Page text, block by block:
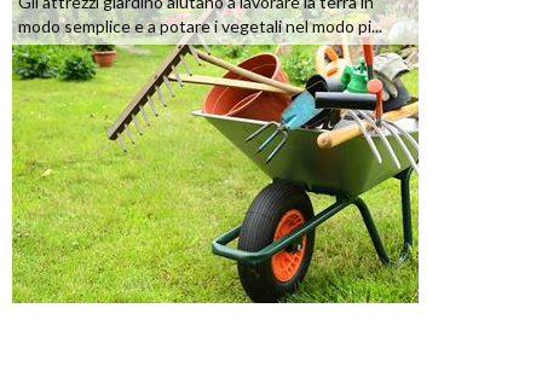
modo semplice e a potare i vegetali nel modo pi...